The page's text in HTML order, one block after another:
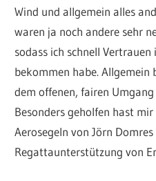
Wind und allgemein alles
waren ja noch andere sehr
sodass ich schnell
bekommen habe. Allgemein
dem offenen, fairen
Besonders geholfen hast
Aerosegeln von Jörn
Regattaunterstützung von